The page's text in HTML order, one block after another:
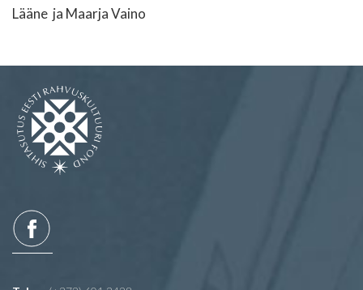
Lääne ja Maarja Vaino